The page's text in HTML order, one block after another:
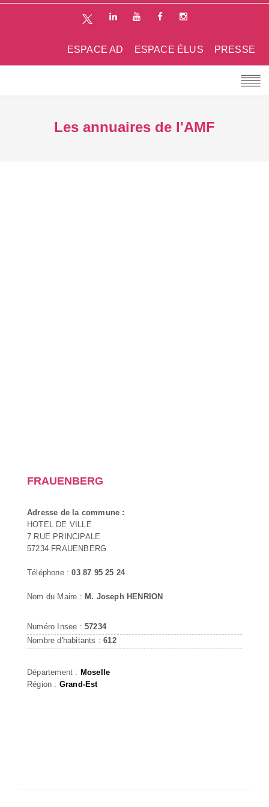
PRESSE
ESPACE ÉLUS
ESPACE AD
Les annuaires de l'AMF
FRAUENBERG
Adresse de la commune :
HOTEL DE VILLE
7 RUE PRINCIPALE
57234 FRAUENBERG
Téléphone :03 87 95 25 24
Nom du Maire : M. Joseph HENRION
Numéro Insee : 57234
Nombre d'habitants :612
Département : Moselle
Région : Grand-Est